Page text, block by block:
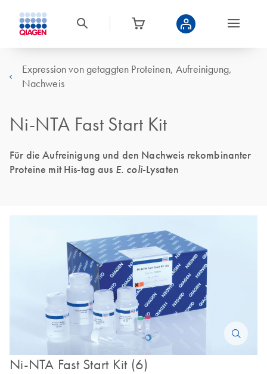
Expression von getaggten Proteinen, Aufreinigung,
Nachweis
Ni-NTA Fast Start Kit
Für die Aufreinigung und den Nachweis rekombinanter
Proteine mit His-tag aus E. coli-Lysaten
Ni-NTA Fast Start Kit (6)